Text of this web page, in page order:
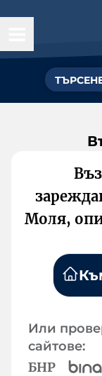
Моля,
Или
сайтове:
БНР